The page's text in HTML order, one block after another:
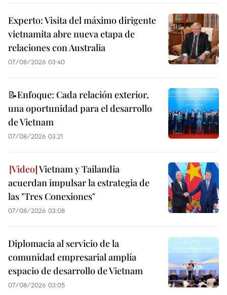
Experto: Visita del máximo dirigente
vietnamita abre nueva etapa de
relaciones con Australia
07/08/2026 03:40
📝Enfoque: Cada relación exterior,
una oportunidad para el desarrollo
de Vietnam
07/08/2026 03:21
Vietnam y Tailandia
acuerdan impulsar la estrategia de
las "Tres Conexiones"
07/08/2026 03:08
Diplomacia al servicio de la
comunidad empresarial amplía
espacio de desarrollo de Vietnam
07/08/2026 03:05